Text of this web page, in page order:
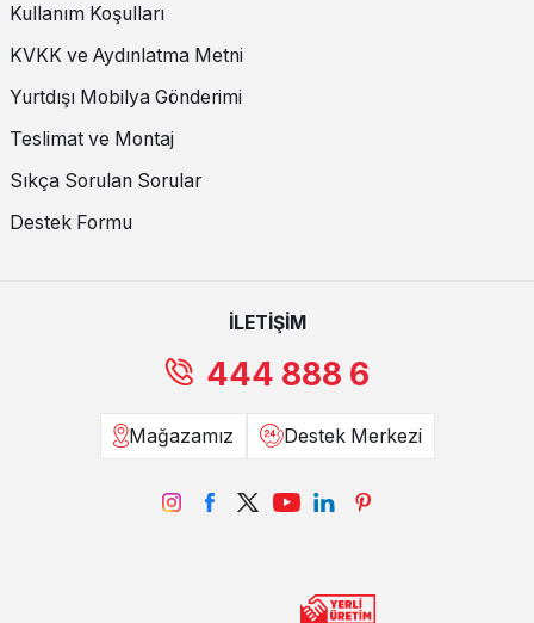
Kullanım Koşulları
KVKK ve Aydınlatma Metni
Yurtdışı Mobilya Gönderimi
Teslimat ve Montaj
Sıkça Sorulan Sorular
Destek Formu
İLETİŞİM
444 888 6
Mağazamız Destek Merkezi